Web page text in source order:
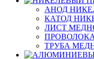
АНОД
КАТОД
ЛИСТ
ТРУБА